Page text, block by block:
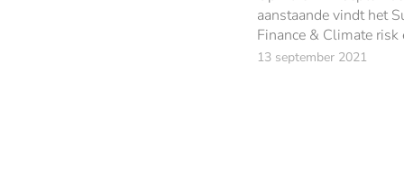
aanstaande vindt het
Finance & Climate risk
plaats: hét nationale
13 september 2021